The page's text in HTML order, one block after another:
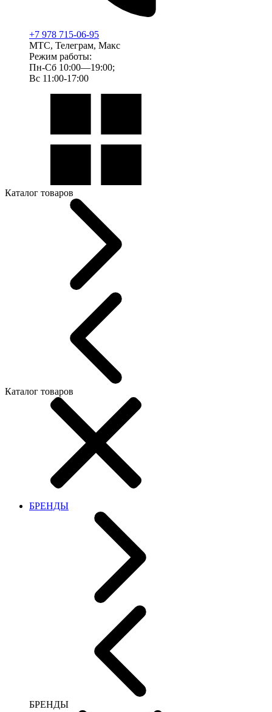
+7 978 715-06-95
МТС, Телеграм, Макс
Режим работы:
Пн-Сб 10:00—19:00;
Вс 11:00-17:00
Каталог товаров
Каталог товаров
БРЕНДЫ
БРЕНДЫ